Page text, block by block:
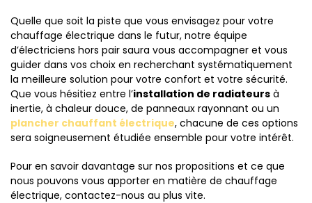
Quelle que soit la piste que vous envisagez pour votre
chauffage électrique dans le futur, notre équipe
d’électriciens hors pair saura vous accompagner et vous
guider dans vos choix en recherchant systématiquement
la meilleure solution pour votre confort et votre sécurité.
Que vous hésitiez entre l’installation de radiateurs à
inertie, à chaleur douce, de panneaux rayonnant ou un
plancher chauffant électrique, chacune de ces options
sera soigneusement étudiée ensemble pour votre intérêt.
Pour en savoir davantage sur nos propositions et ce que
nous pouvons vous apporter en matière de chauffage
électrique, contactez-nous au plus vite.